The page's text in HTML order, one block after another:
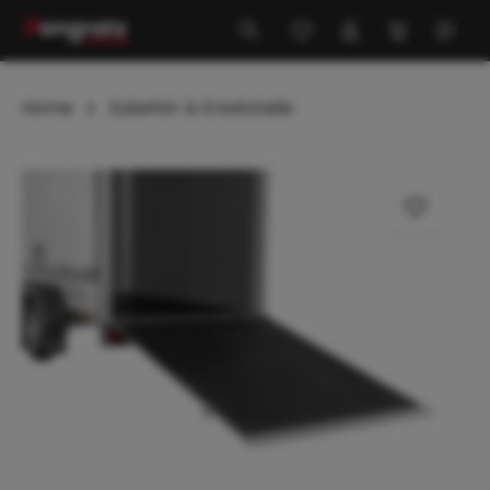
springen
Home Zubehör & Ersatzteile
Bildergalerie überspringen